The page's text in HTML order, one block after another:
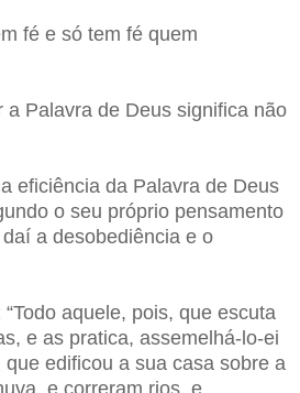
fé e só tem fé quem
a Palavra de Deus significa não
eficiência da Palavra de Deus
o seu próprio pensamento
a desobediência e o
“Todo aquele, pois, que escuta
e as pratica, assemelhá-lo-ei
edificou a sua casa sobre a
e correram rios, e